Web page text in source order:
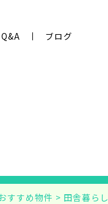
Q&A ブログ
すすめ物件 > 田舎暮らし